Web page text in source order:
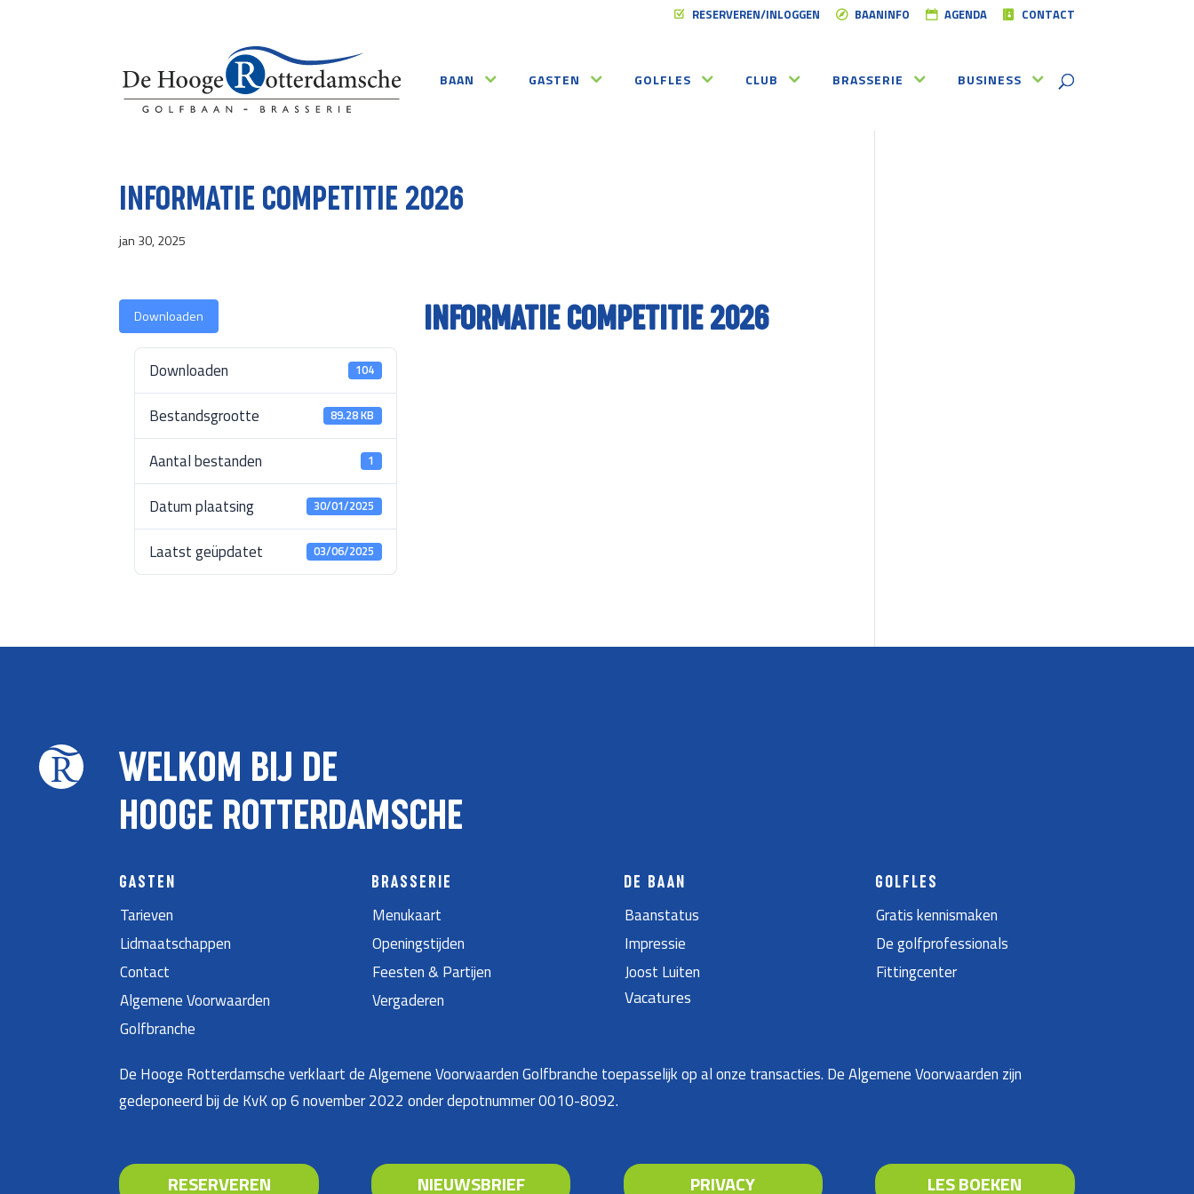
RESERVEREN/INLOGGEN BAANINFO AGENDA CONTACT
BAAN GASTEN GOLFLES CLUB BRASSERIE BUSINESS
INFORMATIE COMPETITIE 2026
jan 30, 2025
Downloaden
Downloaden 104
Bestandsgrootte 89.28 KB
Aantal bestanden 1
Datum plaatsing 30/01/2025
Laatst geüpdatet 03/06/2025
INFORMATIE COMPETITIE 2026
WELKOM BIJ DE
HOOGE ROTTERDAMSCHE
GASTEN
Tarieven
Lidmaatschappen
Contact
Algemene Voorwaarden
Golfbranche
BRASSERIE
Menukaart
Openingstijden
Feesten & Partijen
Vergaderen
DE BAAN
Baanstatus
Impressie
Joost Luiten
Vacatures
GOLFLES
Gratis kennismaken
De golfprofessionals
Fittingcenter
De Hooge Rotterdamsche verklaart de Algemene Voorwaarden Golfbranche toepasselijk op al onze transacties. De Algemene Voorwaarden zijn
gedeponeerd bij de KvK op 6 november 2022 onder depotnummer 0010-8092.
RESERVEREN NIEUWSBRIEF PRIVACY LES BOEKEN